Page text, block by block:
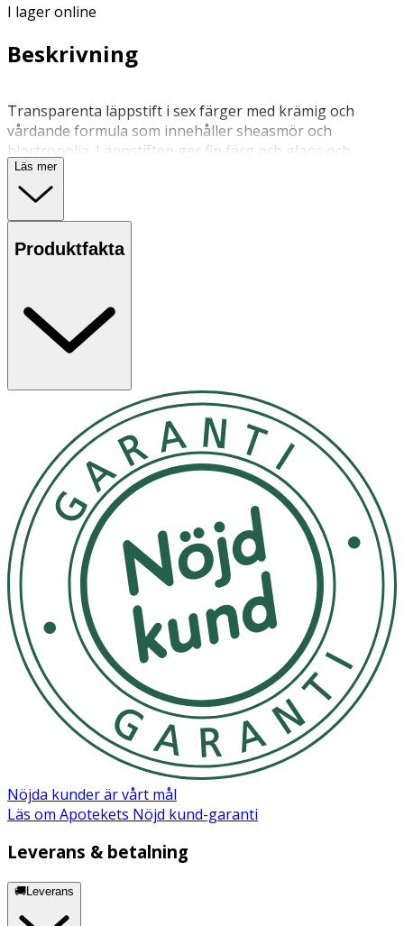
I lager online
Beskrivning
Transparenta läppstift i sex färger med krämig och
vårdande formula som innehåller sheasmör och
hjortronolja. Läppstiften ger fin färg och glans och
innehåller inga onödiga tillsatser, enbart noga utvalda
ingredienser. Namnen härstammar från äpplen med
Innehåll:
VP/Hexadecene Copolymer, Butyrospermum Parkii
Butter Extract (Butyrospermum Parkii (Shea) Butter
Extract), Octyldodecanol, Caprylic/Capric Triglyceride,
Diisostearate (Polyglyceryl-2diisostearate), Diisostearyl
Malate, Phenethyl Alcohol, Caprylyl Glycol, Rubus
Chamaemorus Seed Oil, Tin Oxide, May Contain (+/-): C.I.
77891 (Titanium Dioxide), C.I. 77492 (Iron Oxides), C.I.
15850 (Red 7 Lake), C.I. 77491 (Iron Oxides), C.I. 73360
(Red 30 Lake), C.I. 42090 (Blue 1 Lake).
Please be aware that ingredient lists may change or vary
from time to time. To confirm that an IDUN Minerals
product is suitable for you, please check the ingredients
list on the product packaging.
Läs mer
Produktfakta
Nöjda kunder är vårt mål
Läs om Apotekets Nöjd kund-garanti
Leverans & betalning
🚚Leverans